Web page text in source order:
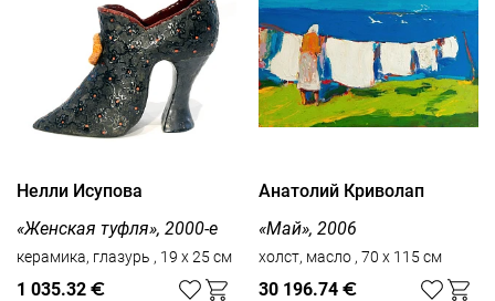
Нелли Исупова
«Женская туфля», 2000-е
керамика, глазурь , 19 x 25 см
1 035.32 €
Анатолий Криволап
«Май», 2006
холст, масло , 70 x 115 см
30 196.74 €